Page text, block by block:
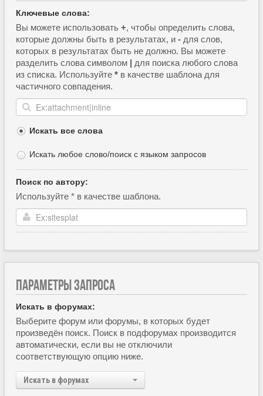
Ключевые слова:
Вы можете использовать +, чтобы определить слова,
которые должны быть в результатах, и - для слов,
которых в результатах быть не должно. Вы можете
разделить слова символом | для поиска любого слова
из списка. Используйте * в качестве шаблона для
частичного совпадения.
Искать все слова
Искать любое слово/поиск с языком запросов
Поиск по автору:
Используйте * в качестве шаблона.
ПАРАМЕТРЫ ЗАПРОСА
Искать в форумах:
Выберите форум или форумы, в которых будет
произведён поиск. Поиск в подфорумах производится
автоматически, если вы не отключили
соответствующую опцию ниже.
Искать в форумах